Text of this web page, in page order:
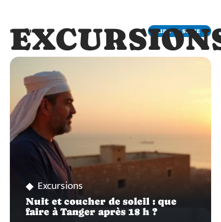
EXCURSIONS LIRE LA SUITE
Excursions
Nuit et coucher de soleil : que
faire à Tanger après 18 h ?